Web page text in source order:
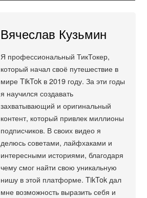
Вячеслав Кузьмин
Я профессиональный ТикТокер,
который начал своё путешествие в
мире TikTok в 2019 году. За эти годы
я научился создавать
захватывающий и оригинальный
контент, который привлек миллионы
подписчиков. В своих видео я
делюсь советами, лайфхаками и
интересными историями, благодаря
чему смог найти свою уникальную
нишу в этой платформе. TikTok дал
мне возможность выразить себя и